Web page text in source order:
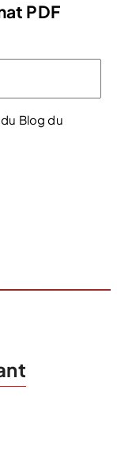
PDF
Blog du